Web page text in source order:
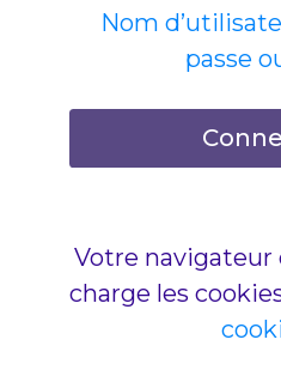
Nom
passe
Votre
charge les